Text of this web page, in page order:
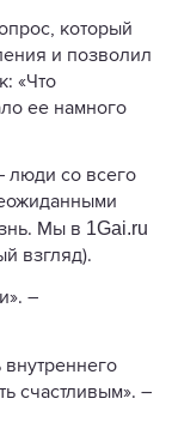
который
и позволил
«Что
ее намного
люди со всего
Мы в 1Gai.ru
взгляд).
–
счастливым». –